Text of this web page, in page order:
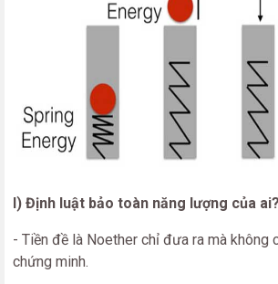
I) Định luật bảo toàn năng lượng của ai?
- Tiền đề là Noether chỉ đưa ra mà không
chứng minh.